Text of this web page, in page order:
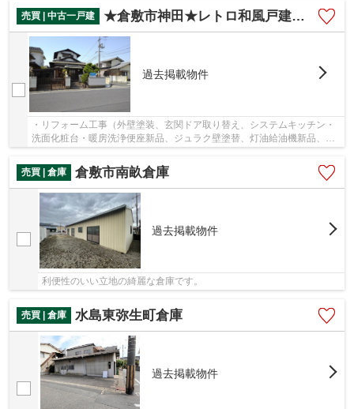
売買 | 中古一戸建
★倉敷市神田★レトロ和風戸建★５DK★
過去掲載物件
・リフォーム工事（外壁塗装、玄関ドア取り替え、システムキッチン・
洗面化粧台・暖房洗浄便座新品、ジュラク壁塗替、灯油給油機新品、
売買 | 倉庫
倉敷市南畝倉庫
過去掲載物件
利便性のいい立地の綺麗な倉庫です。
売買 | 倉庫 水島東弥生町倉庫
過去掲載物件